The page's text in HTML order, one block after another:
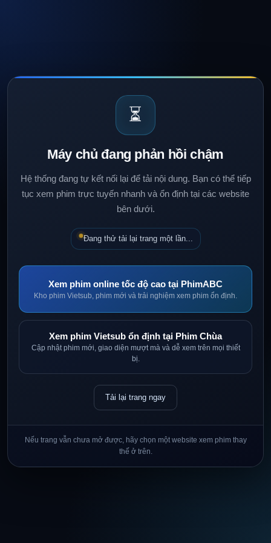
⏳
Máy chủ đang phản hồi chậm
Hệ thống đang tự kết nối lại để tải nội dung. Bạn có thể tiếp
tục xem phim trực tuyến nhanh và ổn định tại các website
bên dưới.
Đang thử tải lại trang một lần...
Xem phim online tốc độ cao tại PhimABC
Kho phim Vietsub, phim mới và trải nghiệm xem phim ổn định.
Xem phim Vietsub ổn định tại Phim Chùa
Cập nhật phim mới, giao diện mượt mà và dễ xem trên mọi thiết
bị.
Tải lại trang ngay
Nếu trang vẫn chưa mở được, hãy chọn một website xem phim thay
thế ở trên.